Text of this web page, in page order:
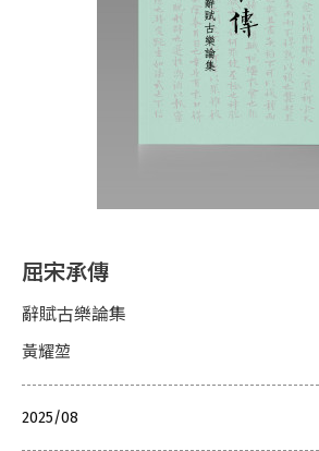
屈宋承傳
辭賦古樂論集
黃耀堃
2025/08